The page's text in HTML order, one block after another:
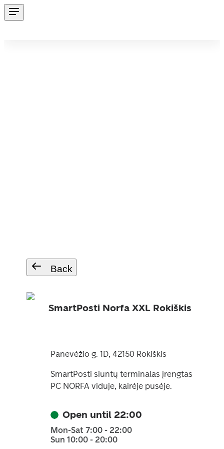
Back
SmartPosti Norfa XXL Rokiškis
Panevėžio g. 1D, 42150 Rokiškis
SmartPosti siuntų terminalas įrengtas
PC NORFA viduje, kairėje pusėje.
Open until 22:00
Mon-Sat 7:00 - 22:00
Sun 10:00 - 20:00